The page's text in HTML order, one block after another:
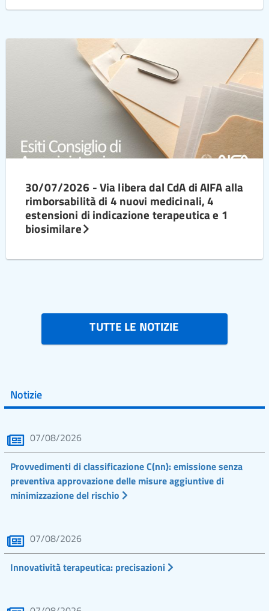
30/07/2026 - Via libera dal CdA di AIFA alla
rimborsabilità di 4 nuovi medicinali, 4
estensioni di indicazione terapeutica e 1
biosimilare
TUTTE LE NOTIZIE
Notizie
07/08/2026
Provvedimenti di classificazione C(nn): emissione senza
preventiva approvazione delle misure aggiuntive di
minimizzazione del rischio
07/08/2026
Innovatività terapeutica: precisazioni